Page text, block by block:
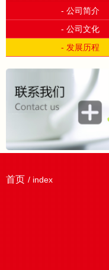
- 公司简介
- 公司文化
- 发展历程
首页 / index